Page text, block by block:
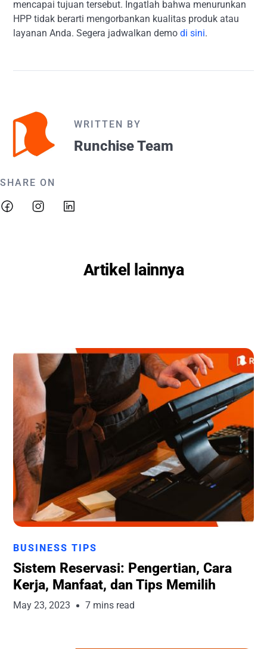
mencapai tujuan tersebut. Ingatlah bahwa menurunkan
HPP tidak berarti mengorbankan kualitas produk atau
layanan Anda. Segera jadwalkan demodi sini.
WRITTEN BY
Runchise Team
SHARE ON
Artikel lainnya
Runchise Team
BUSINESS TIPS
Sistem Reservasi: Pengertian, Cara
Kerja, Manfaat, dan Tips Memilih
May 23, 2023 7 mins read